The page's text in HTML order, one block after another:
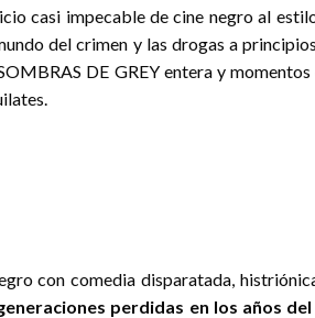
casi impecable de cine negro al
del crimen y las drogas a
DE GREY entera y
con comedia disparatada,
perdidas en los años